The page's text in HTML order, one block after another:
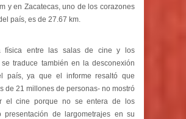
y en Zacatecas, uno de los corazones
país, es de 27.67 km.
física entre las salas de cine y los
se traduce también en la desconexión
país, ya que el informe resaltó que
de 21 millones de personas- no mostró
el cine porque no se entera de los
presentación de largometrajes en su